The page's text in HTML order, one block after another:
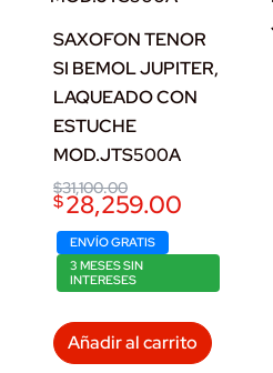
SAXOFON TENOR
SI BEMOL JUPITER,
LAQUEADO CON
ESTUCHE
MOD.JTS500A
$31,100.00
Original
price
$31,100.00.
$28,259.00
Current
price
$28,259.00.
ENVÍO GRATIS
3 MESES SIN
INTERESES
Añadir al carrito